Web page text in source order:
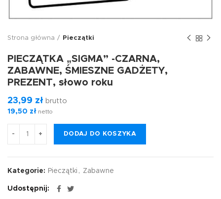
Strona główna Pieczątki
PIECZĄTKA „SIGMA” -CZARNA,
ZABAWNE, ŚMIESZNE GADŻETY,
PREZENT, słowo roku
23,99 zł brutto
19,50 zł netto
DODAJ DO KOSZYKA
Kategorie: Pieczątki , Zabawne
Udostępnij